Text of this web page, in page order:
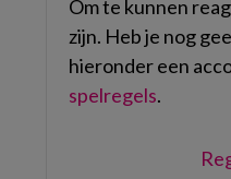
Om te kunnen
zijn. Heb je nog
hieronder een
spelregels.